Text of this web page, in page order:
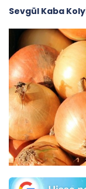
Sevgül Kaba